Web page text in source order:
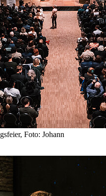
Foto: Johann